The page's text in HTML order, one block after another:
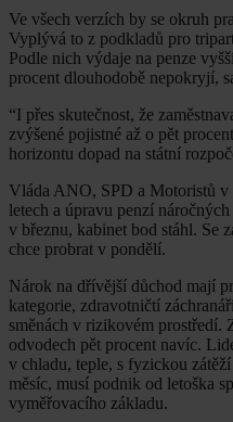
Ve všech verzích by se okruh
Vyplývá to z podkladů pro
Podle nich výdaje na penze
procent dlouhodobě nepokryjí,
“I přes skutečnost, že
zvýšené pojistné až o pět
horizontu dopad na státní
Vláda ANO, SPD a Motoristů v
letech a úpravu penzí
v březnu, kabinet bod stáhl. Se
chce probrat v pondělí.
Nárok na dřívější důchod mají
kategorie, zdravotničtí
směnách v rizikovém prostředí.
odvodech pět procent navíc.
v chladu, teple, s fyzickou
měsíc, musí podnik od letoška
vyměřovacího základu.